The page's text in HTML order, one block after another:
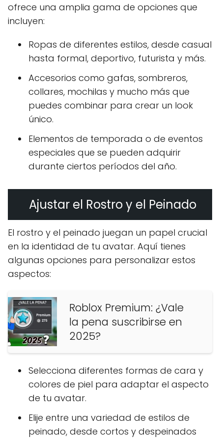
ofrece una amplia gama de opciones que
incluyen:
Ropas de diferentes estilos, desde casual
hasta formal, deportivo, futurista y más.
Accesorios como gafas, sombreros,
collares, mochilas y mucho más que
puedes combinar para crear un look
único.
Elementos de temporada o de eventos
especiales que se pueden adquirir
durante ciertos períodos del año.
Ajustar el Rostro y el Peinado
El rostro y el peinado juegan un papel crucial
en la identidad de tu avatar. Aquí tienes
algunas opciones para personalizar estos
aspectos:
Roblox Premium: ¿Vale
la pena suscribirse en
2025?
Selecciona diferentes formas de cara y
colores de piel para adaptar el aspecto
de tu avatar.
Elije entre una variedad de estilos de
peinado, desde cortos y despeinados